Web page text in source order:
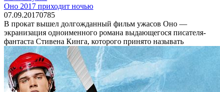
Оно 2017 приходит ночью
07.09.20170785
В прокат вышел долгожданный фильм ужасов Оно —
экранизация одноименного романа выдающегося писателя-
фантаста Стивена Кинга, которого принято называть